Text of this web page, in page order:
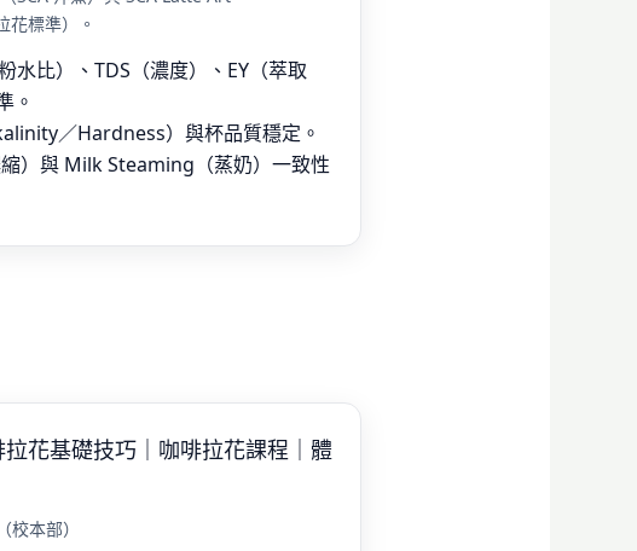
花標準）。
水比）、TDS（濃度）、EY（萃取
。
／Hardness）與杯品質穩定。
）與 Milk Steaming（蒸奶）一致性
花基礎技巧｜咖啡拉花課程｜體
本部）